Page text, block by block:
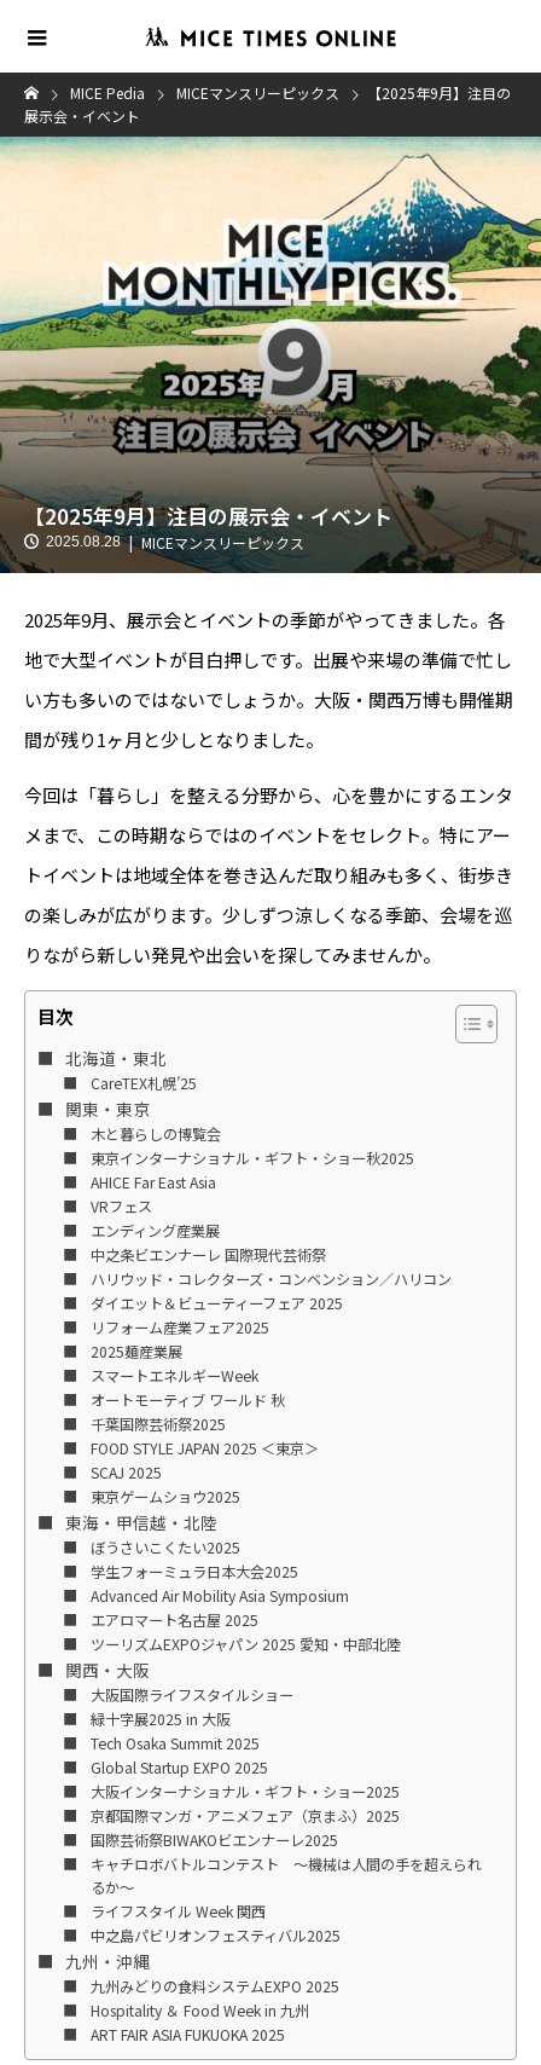
MICE Pedia MICEマンスリーピックス
【2025年9月】注目の
展示会・イベント
【2025年9月】注目の展示会・イベント
2025.08.28 MICEマンスリーピックス
2025年9月、展示会とイベントの季節がやってきました。各
地で大型イベントが目白押しです。出展や来場の準備で忙し
い方も多いのではないでしょうか。大阪・関西万博も開催期
間が残り1ヶ月と少しとなりました。
今回は「暮らし」を整える分野から、心を豊かにするエンタ
メまで、この時期ならではのイベントをセレクト。特にアー
トイベントは地域全体を巻き込んだ取り組みも多く、街歩き
の楽しみが広がります。少しずつ涼しくなる季節、会場を巡
りながら新しい発見や出会いを探してみませんか。
目次
北海道・東北
CareTEX札幌’25
関東・東京
木と暮らしの博覧会
東京インターナショナル・ギフト・ショー秋2025
AHICE Far East Asia
VRフェス
エンディング産業展
中之条ビエンナーレ 国際現代芸術祭
ハリウッド・コレクターズ・コンベンション／ハリコン
ダイエット＆ビューティーフェア 2025
リフォーム産業フェア2025
2025麺産業展
スマートエネルギーWeek
オートモーティブ ワールド 秋
千葉国際芸術祭2025
FOOD STYLE JAPAN 2025 ＜東京＞
SCAJ 2025
東京ゲームショウ2025
東海・甲信越・北陸
ぼうさいこくたい2025
学生フォーミュラ日本大会2025
Advanced Air Mobility Asia Symposium
エアロマート名古屋 2025
ツーリズムEXPOジャパン 2025 愛知・中部北陸
関西・大阪
大阪国際ライフスタイルショー
緑十字展2025 in 大阪
Tech Osaka Summit 2025
Global Startup EXPO 2025
大阪インターナショナル・ギフト・ショー2025
京都国際マンガ・アニメフェア（京まふ）2025
国際芸術祭BIWAKOビエンナーレ2025
キャチロボバトルコンテスト ～機械は人間の手を超えられ
るか～
ライフスタイル Week 関西
中之島パビリオンフェスティバル2025
九州・沖縄
九州みどりの食料システムEXPO 2025
Hospitality ＆ Food Week in 九州
ART FAIR ASIA FUKUOKA 2025